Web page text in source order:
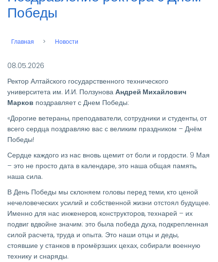
Победы
Строка
Главная Новости
08.05.2026
Ректор Алтайского государственного технического
университета им. И.И. Ползунова Андрей Михайлович
Марков поздравляет с Днем Победы:
«Дорогие ветераны, преподаватели, сотрудники и студенты, от
всего сердца поздравляю вас с великим праздником – Днём
Победы!
Сердце каждого из нас вновь щемит от боли и гордости. 9 Мая
– это не просто дата в календаре, это наша общая память,
наша сила.
В День Победы мы склоняем головы перед теми, кто ценой
нечеловеческих усилий и собственной жизни отстоял будущее.
Именно для нас инженеров, конструкторов, технарей – их
подвиг вдвойне значим: это была победа духа, подкрепленная
силой расчета, труда и опыта. Это наши отцы и деды,
стоявшие у станков в промёрзших цехах, собирали военную
технику и снаряды.